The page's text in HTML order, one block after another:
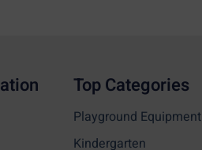
Top Categories
Playground Equipment
Kindergarten